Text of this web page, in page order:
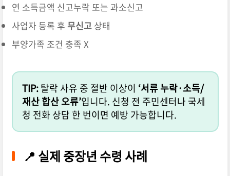
연 소득금액 신고누락 또는 과소신고
사업자 등록 후 무신고상태
부양가족 조건 충족 X
TIP:탈락 사유 중 절반 이상이 ‘서류 누락·소득/
재산 합산 오류’입니다. 신청 전 주민센터나 국세
청 전화 상담 한 번이면 예방 가능합니다.
📍 실제 중장년 수령 사례